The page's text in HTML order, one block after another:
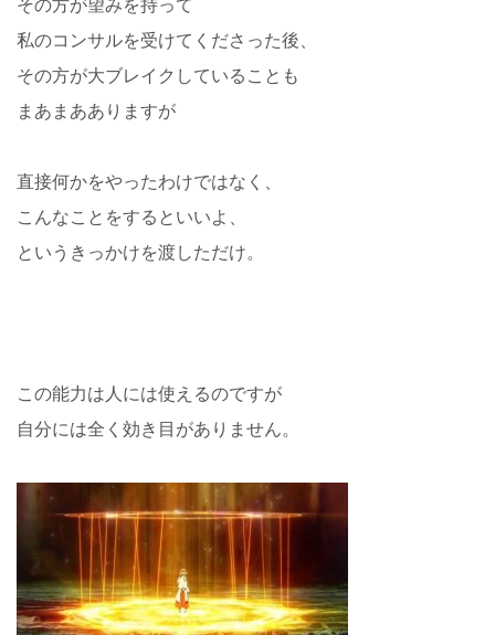
その方が望みを持って
私のコンサルを受けてくださった後、
その方が大ブレイクしていることも
まあまあありますが
直接何かをやったわけではなく、
こんなことをするといいよ、
というきっかけを渡しただけ。
この能力は人には使えるのですが
自分には全く効き目がありません。